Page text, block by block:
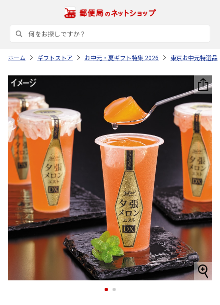
ホーム ギフトストア お中元・夏ギフト特集 2026 東京お中元特選品
1 2